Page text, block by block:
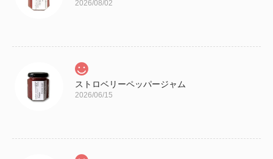
2026/08/02
ストロベリーペッパージャム
2026/06/15